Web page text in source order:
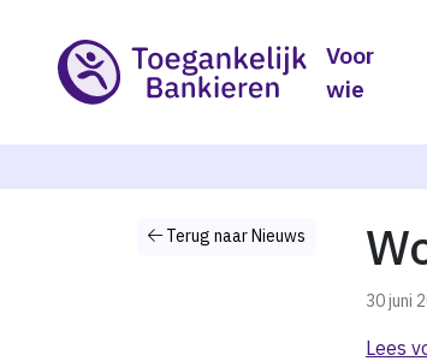
Voor
wie
Terug naar Nieuws
30 juni
Lees